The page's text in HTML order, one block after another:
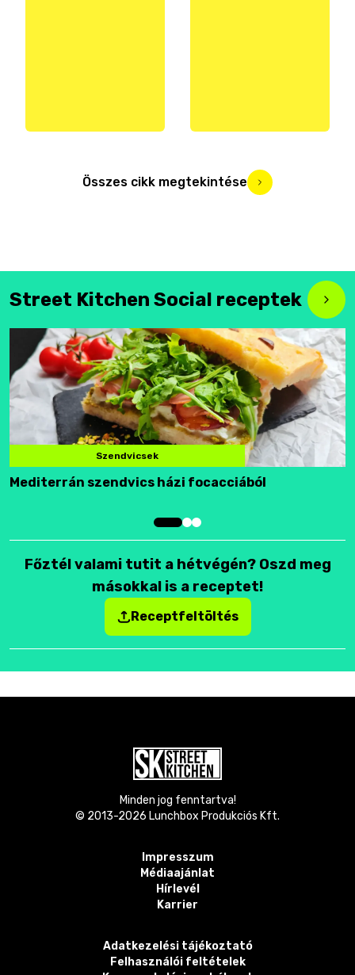
Összes cikk megtekintése
Street Kitchen Social receptek
Szendvicsek
Mediterrán szendvics házi focacciából
Főztél valami tutit a hétvégén? Oszd meg
másokkal is a receptet!
Receptfeltöltés
Minden jog fenntartva!
© 2013-2026 Lunchbox Produkciós Kft.
Impresszum
Médiaajánlat
Hírlevél
Karrier
Adatkezelési tájékoztató
Felhasználói feltételek